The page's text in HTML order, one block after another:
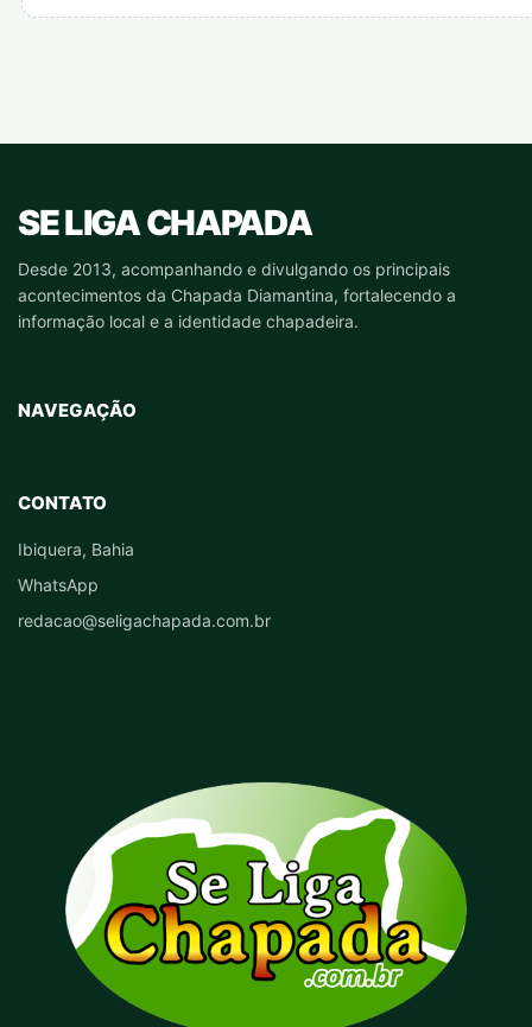
SE LIGA CHAPADA
Desde 2013, acompanhando e divulgando os principais
acontecimentos da Chapada Diamantina, fortalecendo a
informação local e a identidade chapadeira.
NAVEGAÇÃO
CONTATO
Ibiquera, Bahia
WhatsApp
redacao@seligachapada.com.br